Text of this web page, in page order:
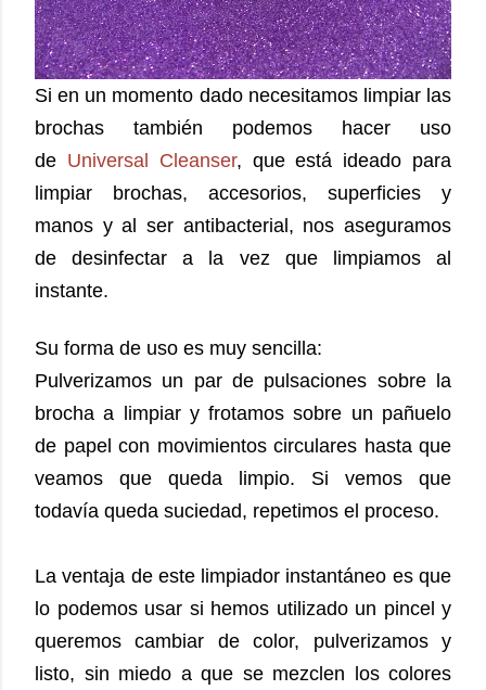
Si en un momento dado necesitamos limpiar las
brochas también podemos hacer uso
de Universal Cleanser, que está ideado para
limpiar brochas, accesorios, superficies y
manos y al ser antibacterial, nos aseguramos
de desinfectar a la vez que limpiamos al
instante.
Su forma de uso es muy sencilla:
Pulverizamos un par de pulsaciones sobre la
brocha a limpiar y frotamos sobre un pañuelo
de papel con movimientos circulares hasta que
veamos que queda limpio. Si vemos que
todavía queda suciedad, repetimos el proceso.
La ventaja de este limpiador instantáneo es que
lo podemos usar si hemos utilizado un pincel y
queremos cambiar de color, pulverizamos y
listo, sin miedo a que se mezclen los colores